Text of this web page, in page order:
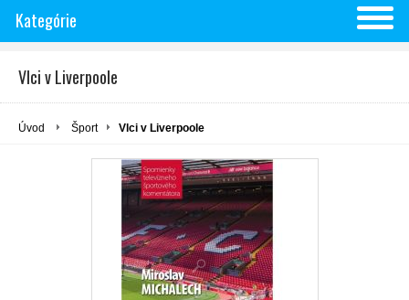
Kategórie
Vlci v Liverpoole
Úvod Šport Vlci v Liverpoole